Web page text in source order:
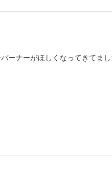
ーナーがほしくなってきてまし